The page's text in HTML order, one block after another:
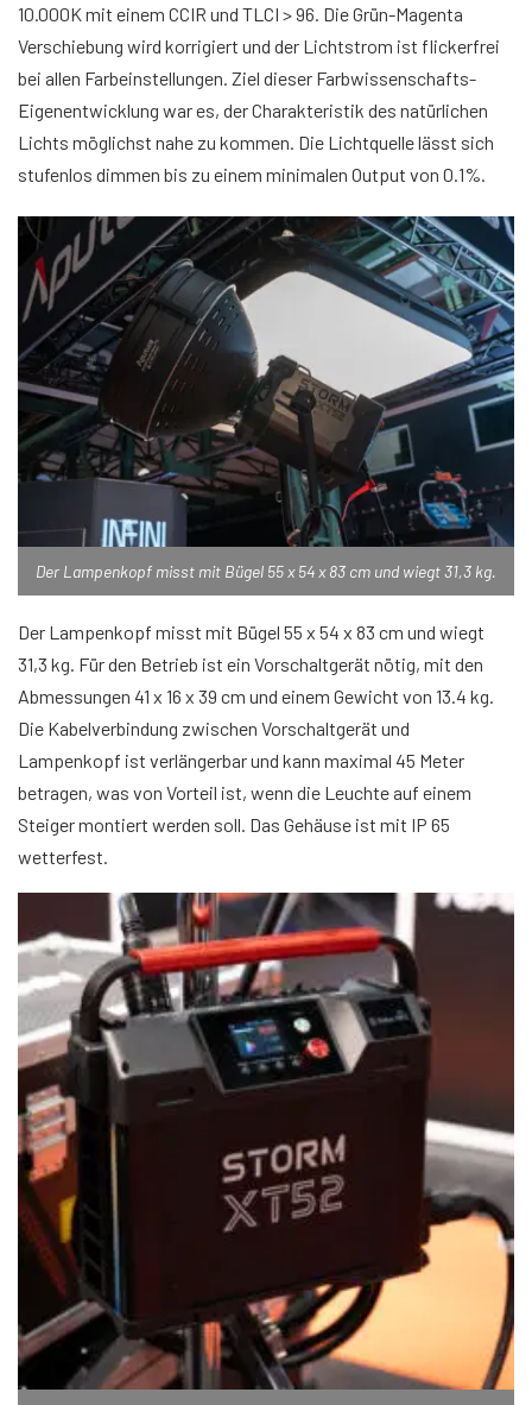
10.000K mit einem CCIR und TLCI > 96. Die Grün-Magenta
Verschiebung wird korrigiert und der Lichtstrom ist flickerfrei
bei allen Farbeinstellungen. Ziel dieser Farbwissenschafts-
Eigenentwicklung war es, der Charakteristik des natürlichen
Lichts möglichst nahe zu kommen. Die Lichtquelle lässt sich
stufenlos dimmen bis zu einem minimalen Output von 0.1%.
Der Lampenkopf misst mit Bügel 55 x 54 x 83 cm und wiegt 31,3 kg.
Der Lampenkopf misst mit Bügel 55 x 54 x 83 cm und wiegt
31,3 kg. Für den Betrieb ist ein Vorschaltgerät nötig, mit den
Abmessungen 41 x 16 x 39 cm und einem Gewicht von 13.4 kg.
Die Kabelverbindung zwischen Vorschaltgerät und
Lampenkopf ist verlängerbar und kann maximal 45 Meter
betragen, was von Vorteil ist, wenn die Leuchte auf einem
Steiger montiert werden soll. Das Gehäuse ist mit IP 65
wetterfest.